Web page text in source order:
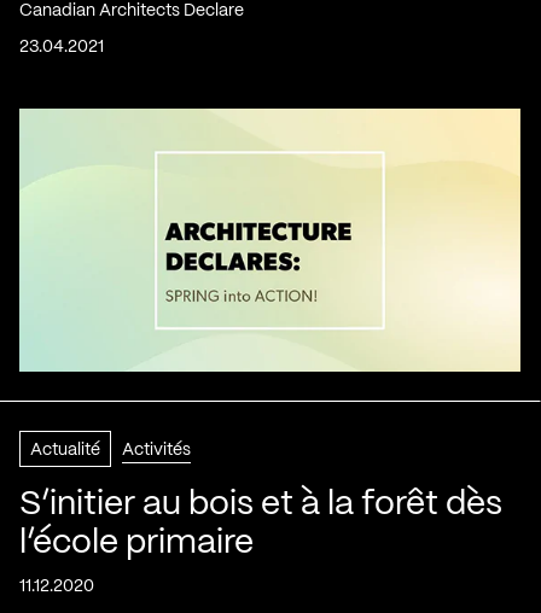
Canadian Architects Declare
23.04.2021
Actualité Activités
S’initier au bois et à la forêt dès
l’école primaire
11.12.2020